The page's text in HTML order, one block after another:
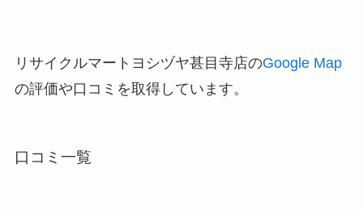
リサイクルマートヨシヅヤ甚目寺店のGoogle Map
の評価や口コミを取得しています。
口コミ一覧